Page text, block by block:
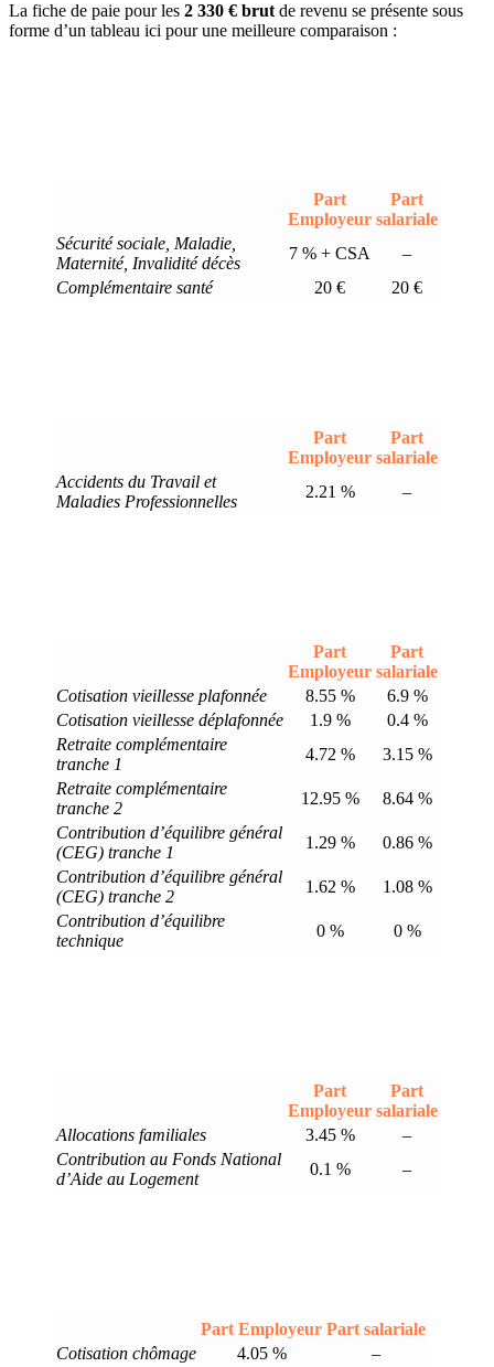
La fiche de paie pour les 2 330 € brut de revenu se présente sous
forme d’un tableau ici pour une meilleure comparaison :
Part
Employeur
Part
salariale
Sécurité sociale, Maladie,
Maternité, Invalidité décès
7 % + CSA
–
Complémentaire santé
20 € 20 €
Part
Employeur
Part
salariale
Accidents du Travail et
Maladies Professionnelles
2.21 % –
Part
Employeur
Part
salariale
Cotisation vieillesse plafonnée
8.55 %
6.9 %
Cotisation vieillesse déplafonnée
1.9 %
0.4 %
Retraite complémentaire
tranche 1
4.72 %
3.15 %
Retraite complémentaire
tranche 2
12.95 %
8.64 %
Contribution d’équilibre général
(CEG) tranche 1
1.29 %
0.86 %
Contribution d’équilibre général
(CEG) tranche 2
1.62 %
1.08 %
Contribution d’équilibre
technique
0 % 0 %
Part
Employeur
Part
salariale
Allocations familiales
3.45 %
–
Contribution au Fonds National
d’Aide au Logement
0.1 % –
Part Employeur Part salariale
Cotisation chômage
4.05 %
–